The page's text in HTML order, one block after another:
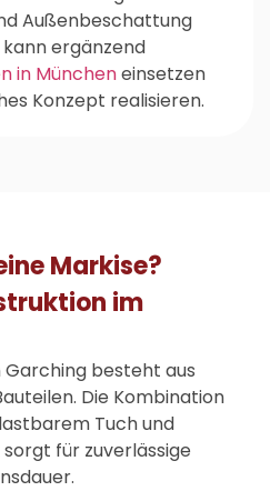
Außenbeschattung
ergänzend
in Müncheneinsetzen
Konzept realisieren.
Markise?
im
Garching besteht aus
Die Kombination
Tuch und
für zuverlässige